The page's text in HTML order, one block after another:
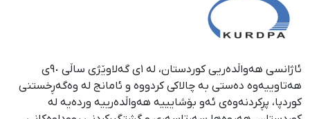
ئاژانسی هەواڵدەریی کوردستان، لە ١ی گەلاوێژی ساڵی ٩٠ی
هەتاوییەوە دەستی بە چالاکی کردووە و ئامانج لە وەگەڕخستنی
كوردپا، پڕكردنەوەی ئەو بۆشایییە هەواڵدەرییە وردەیە لە